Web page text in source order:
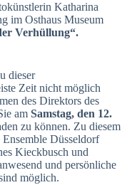
Katharina
im Osthaus Museum
Verhüllung“.
dieser
Zeit nicht möglich
des Direktors des
am Samstag, den 12.
zu können. Zu diesem
Düsseldorf
Kieckbusch und
und persönliche
möglich.